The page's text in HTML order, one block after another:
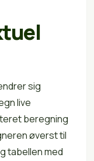
sig
live
beregning
øverst til
tabellen med